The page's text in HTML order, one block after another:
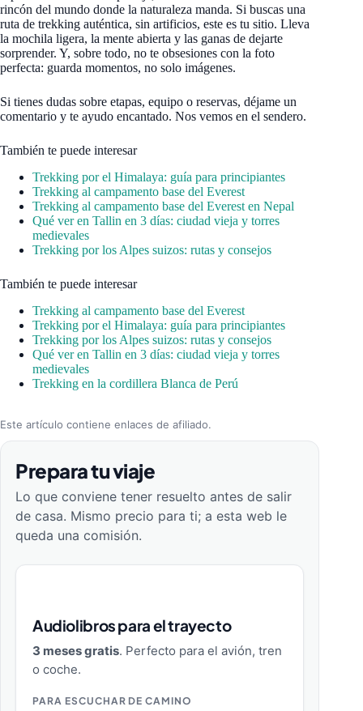
rincón del mundo donde la naturaleza manda. Si buscas una
ruta de trekking auténtica, sin artificios, este es tu sitio. Lleva
la mochila ligera, la mente abierta y las ganas de dejarte
sorprender. Y, sobre todo, no te obsesiones con la foto
perfecta: guarda momentos, no solo imágenes.
Si tienes dudas sobre etapas, equipo o reservas, déjame un
comentario y te ayudo encantado. Nos vemos en el sendero.
También te puede interesar
Trekking por el Himalaya: guía para principiantes
Trekking al campamento base del Everest
Trekking al campamento base del Everest en Nepal
Qué ver en Tallin en 3 días: ciudad vieja y torres
medievales
Trekking por los Alpes suizos: rutas y consejos
También te puede interesar
Trekking al campamento base del Everest
Trekking por el Himalaya: guía para principiantes
Trekking por los Alpes suizos: rutas y consejos
Qué ver en Tallin en 3 días: ciudad vieja y torres
medievales
Trekking en la cordillera Blanca de Perú
Este artículo contiene enlaces de afiliado.
Prepara tu viaje
Lo que conviene tener resuelto antes de salir
de casa. Mismo precio para ti; a esta web le
queda una comisión.
Audiolibros para el trayecto
3 meses gratis. Perfecto para el avión, tren
o coche.
PARA ESCUCHAR DE CAMINO